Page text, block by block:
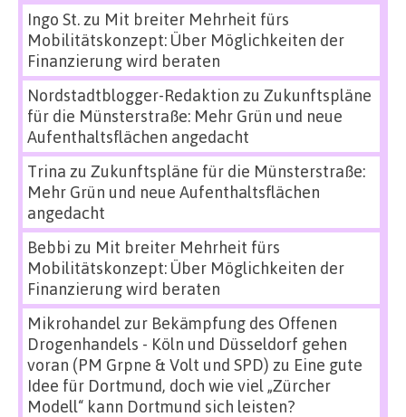
Ingo St.zu Mit breiter Mehrheit fürs
Mobilitätskonzept: Über Möglichkeiten der
Finanzierung wird beraten
Nordstadtblogger-Redaktion zu Zukunftspläne
für die Münsterstraße: Mehr Grün und neue
Aufenthaltsflächen angedacht
Trina zu Zukunftspläne für die Münsterstraße:
Mehr Grün und neue Aufenthaltsflächen
angedacht
Bebbi zu Mit breiter Mehrheit fürs
Mobilitätskonzept: Über Möglichkeiten der
Finanzierung wird beraten
Mikrohandel zur Bekämpfung des Offenen
Drogenhandels - Köln und Düsseldorf gehen
voran (PM Grpne & Volt und SPD) zu Eine gute
Idee für Dortmund, doch wie viel „Zürcher
Modell“ kann Dortmund sich leisten?